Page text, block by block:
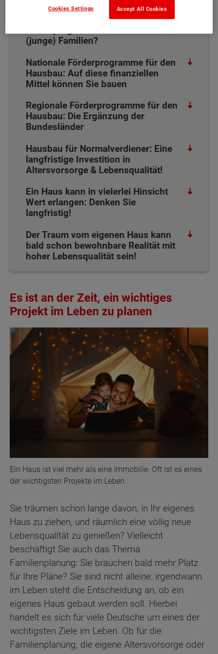
Zukunft gestalten: Was spricht für
(junge) Familien?
Nationale Förderprogramme für den
Hausbau: Auf diese finanziellen
Mittel können Sie bauen
Regionale Förderprogramme für den
Hausbau: Die Ergänzung der
Bundesländer
Hausbau für Normalverdiener: Eine
langfristige Investition in
Altersvorsorge & Lebensqualität!
Ein Haus kann in vielerlei Hinsicht
Wert erlangen: Denken Sie
langfristig!
Der Traum vom eigenen Haus kann
bald schon bewohnbare Realität mit
hoher Lebensqualität sein!
Es ist an der Zeit, ein wichtiges
Projekt im Leben zu planen
Ein Haus ist viel mehr als eine Immobilie. Oft ist es eines
der wichtigsten Projekte im Leben.
Sie träumen schon lange davon, in Ihr eigenes
Haus zu ziehen, und räumlich eine völlig neue
Lebensqualität zu genießen? Vielleicht
beschäftigt Sie auch das Thema
Familienplanung: Sie brauchen bald mehr Platz
für Ihre Pläne? Sie sind nicht alleine: irgendwann
im Leben steht die Entscheidung an, ob ein
eigenes Haus gebaut werden soll. Hierbei
handelt es sich für viele Deutsche um eines der
wichtigsten Ziele im Leben. Ob für die
Familienplanung, die eigene Altersvorsorge oder
Accept All Cookies
Cookies Settings